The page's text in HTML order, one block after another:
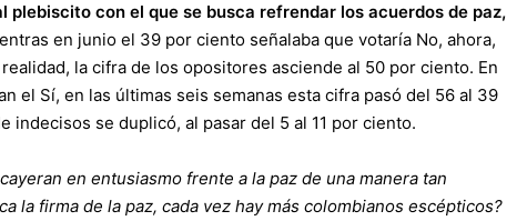
plebiscito con el que se busca refrendar los acuerdos de paz,
en junio el 39 por ciento señalaba que votaría No, ahora,
la cifra de los opositores asciende al 50 por ciento. En
el Sí, en las últimas seis semanas esta cifra pasó del 56 al 39
indecisos se duplicó, al pasar del 5 al 11 por ciento.
en entusiasmo frente a la paz de una manera tan
la firma de la paz, cada vez hay más colombianos escépticos?